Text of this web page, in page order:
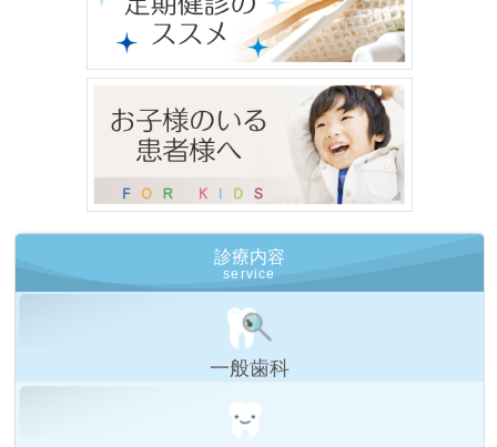
診療内容
service
一般歯科